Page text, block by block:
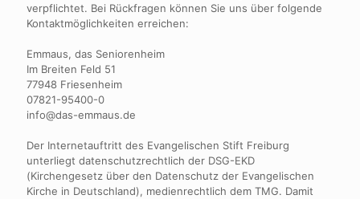
verpflichtet. Bei Rückfragen können Sie uns über folgende
Kontaktmöglichkeiten erreichen:
Emmaus, das Seniorenheim
Im Breiten Feld 51
77948 Friesenheim
07821-95400-0
info@das-emmaus.de
Der Internetauftritt des Evangelischen Stift Freiburg
unterliegt datenschutzrechtlich der DSG-EKD
(Kirchengesetz über den Datenschutz der Evangelischen
Kirche in Deutschland), medienrechtlich dem TMG. Damit